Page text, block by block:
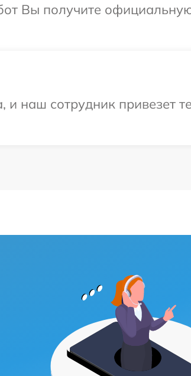
Вы получите
наш сотрудник привезет